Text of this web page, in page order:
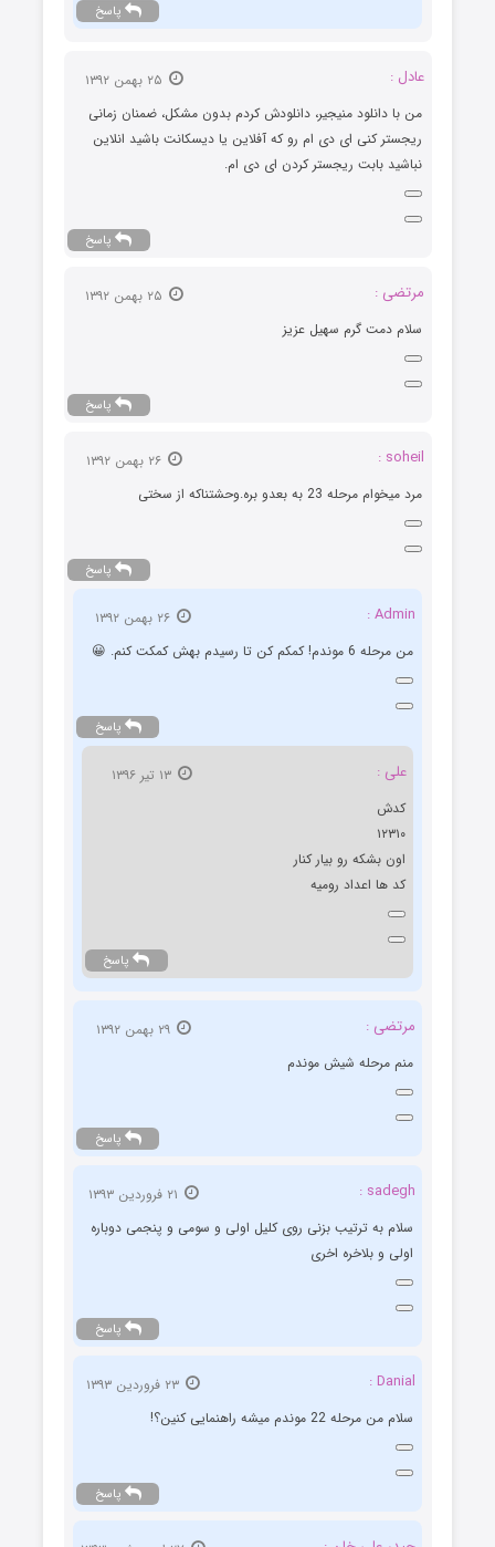
پاسخ
عادل :
من با دانلود منیجیر، دانلودش کردم بدون مشکل، ضمنان زمانی
ریجستر کنی ای دی ام رو که آفلاین یا دیسکانت باشید انلاین
نباشید بابت ریجستر کردن ای دی ام.
پاسخ
مرتضی :
سلام دمت گرم سهیل عزیز
پاسخ
soheil :
مرد میخوام مرحله 23 به بعدو بره.وحشتناکه از سختی
پاسخ
Admin :
من مرحله 6 موندم! کمکم کن تا رسیدم بهش کمکت کنم. 😀
پاسخ
علی :
۱۳ تیر ۱۳۹۶
کدش
١٢٣١٠
اون بشکه رو بیار کنار
کد ها اعداد رومیه
پاسخ
مرتضی :
۲۹ بهمن ۱۳۹۲
منم مرحله شیش موندم
پاسخ
sadegh :
سلام به ترتیب بزنی روی کلیل اولی و سومی و پنجمی دوباره
اولی و بلاخره اخری
پاسخ
Danial :
سلام من مرحله 22 موندم میشه راهنمایی کنین؟!
پاسخ